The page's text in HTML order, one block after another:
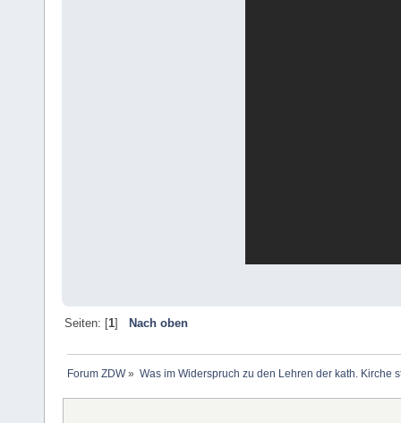
Seiten: [1] Nach oben
Forum ZDW» Was im Widerspruch zu den Lehren der kath. Kirche